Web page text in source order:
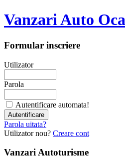
Vanzari Auto
Formular inscriere
Utilizator
Parola
Autentificare automata!
Parola uitata?
Utilizator nou? Creare cont
Vanzari Autoturisme